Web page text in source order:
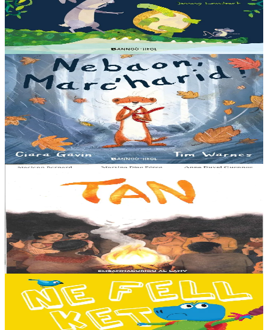
Qui sait quelles bêtes rôdent dans les marais quand la nuit tombe...
Pas les crocodiles en tout cas, Souris en est persuadée ! Ses amis ont
un doute : à quoi ça...
En stock13,00 €
3 ans et plus
Bannoù-heol
A little bit worried
Pris dans une violente tempête, Marc'harid construit une forteresse
pour s'y réfugier. Mais elle y rencontre Lagadeg, qui adore jouer
dans le vent et patauger sous la pluie....
En stock13,00 €
8 ans et plus
Tout en haut des vertes collines, là où les montagnes se couvrent du
brouillard des matinées feutrées, est perché le petit village maya de
Sakamch'en....
En stock11,00 €
3 ans et plus
Bannoù-heol
I don't want to go to school!